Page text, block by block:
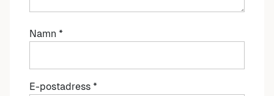
Namn *
E-postadress *